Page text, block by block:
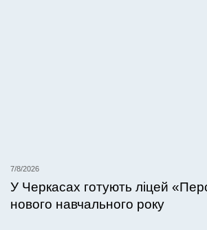
7/8/2026
У Черкасах готують ліцей
нового навчального року